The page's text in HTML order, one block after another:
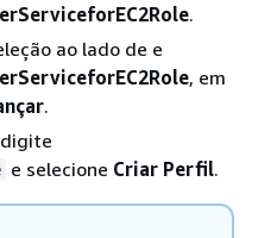
.
ao lado de e
, em
.
e selecione Criar Perfil.